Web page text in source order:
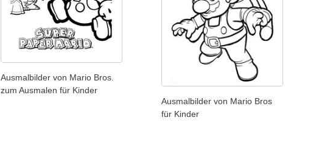
Ausmalbilder von Mario Bros.
zum Ausmalen für Kinder
Ausmalbilder von Mario Bros
für Kinder